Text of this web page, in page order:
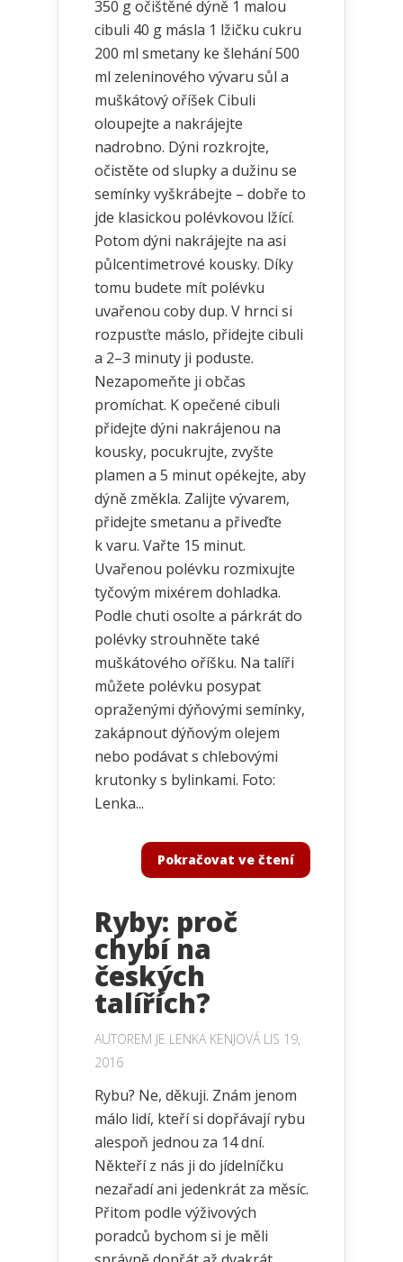
350 g očištěné dýně 1 malou
cibuli 40 g másla 1 lžičku cukru
200 ml smetany ke šlehání 500
ml zeleninového vývaru sůl a
muškátový oříšek Cibuli
oloupejte a nakrájejte
nadrobno. Dýni rozkrojte,
očistěte od slupky a dužinu se
semínky vyškrábejte – dobře to
jde klasickou polévkovou lžící.
Potom dýni nakrájejte na asi
půlcentimetrové kousky. Díky
tomu budete mít polévku
uvařenou coby dup. V hrnci si
rozpusťte máslo, přidejte cibuli
a 2–3 minuty ji poduste.
Nezapomeňte ji občas
promíchat. K opečené cibuli
přidejte dýni nakrájenou na
kousky, pocukrujte, zvyšte
plamen a 5 minut opékejte, aby
dýně změkla. Zalijte vývarem,
přidejte smetanu a přiveďte
k varu. Vařte 15 minut.
Uvařenou polévku rozmixujte
tyčovým mixérem dohladka.
Podle chuti osolte a párkrát do
polévky strouhněte také
muškátového oříšku. Na talíři
můžete polévku posypat
opraženými dýňovými semínky,
zakápnout dýňovým olejem
nebo podávat s chlebovými
krutonky s bylinkami. Foto:
Lenka...
Pokračovat ve čtení
Ryby: proč
chybí na
českých
talířích?
AUTOREM JE LENKA KENJOVÁLIS 19,
2016
Rybu? Ne, děkuji. Znám jenom
málo lidí, kteří si dopřávají rybu
alespoň jednou za 14 dní.
Někteří z nás ji do jídelníčku
nezařadí ani jedenkrát za měsíc.
Přitom podle výživových
poradců bychom si je měli